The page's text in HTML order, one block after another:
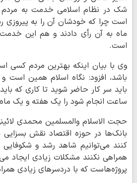
شک در نظام اسلامی خدمت به مردم
ماه به آن رأی دادند و هم این
است‌.
وی با بیان اینکه بهترین مردم کسی
باشد، افزود: نگاه اسلام همین است
باید سر کار حاضر شوید تا کاری که
ساعت انجام شود را یک هفته و یک
حجت الاسلام والمسلمین محمدی
بانک‌ها در حوزه اقتصاد نقش
کنند می‌توانیم شاهد رشد و شکوفایی
همراهی نکنند مشکلات زیادی ایجاد
پروژه‌هاست که با دردسرهای زیادی